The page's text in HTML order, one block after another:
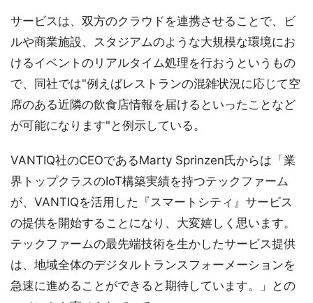
サービスは、双方のクラウドを連携させることで、ビ
ルや商業施設、スタジアムのような大規模な環境にお
けるイベントのリアルタイム処理を行おうというもの
で、同社では"例えばレストランの混雑状況に応じて空
席のある近隣の飲食店情報を届けるといったことなど
が可能になります"と例示している。
VANTIQ社のCEOであるMarty Sprinzen氏からは「業
界トップクラスのIoT構築実績を持つテックファーム
が、VANTIQを活用した『スマートシティ』サービス
の提供を開始することになり、大変嬉しく思います。
テックファームの最先端技術を生かしたサービス提供
は、地域全体のデジタルトランスフォーメーションを
急速に進めることができると期待しています。」との